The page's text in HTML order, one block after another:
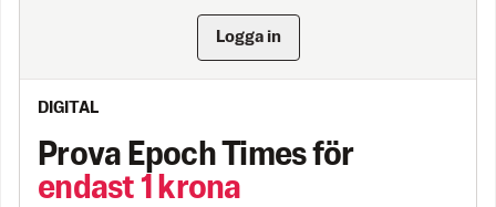
Logga in
DIGITAL
Prova Epoch Times för
endast 1 krona